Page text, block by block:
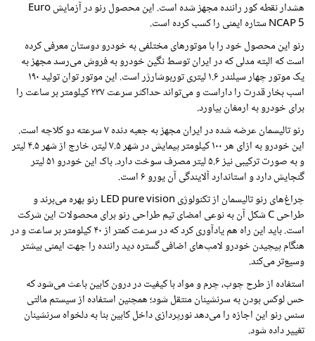
هشدار نقطه کور راننده مجهز شده است. این محصول رنو در آزمایشEuro
NCAP5 ستاره ایمنی را کسب کرده است.
رنو این محصول خود را با موتورهای مختلفی به خودرو دوستان معرفی کرده
است که البته مدلی که در ایران توسط نگین خودرو به فروش می‌رسد مجهز به
یک موتور چهار سیلندر ۱.۶ لیتری توربوشارژر است. این موتور توان تولید ۱۹۰
اسب بخار قدرت را داراست و می‌تواند حداکثر سرعت ۲۳۷ کیلومتر بر ساعت را
برای خودرو به ارمغان بیاورد.
رنو تالیسمان عرضه شده در ایران مجهز به جعبه دنده ۷ سرعته دو کلاچه است.
این خودرو به ازای هر ۱۰۰ کیلومتر پیمایش در شهر ۷.۵ لیتر، خارج از شهر ۴.۵ لیتر
و به صورت ترکیبی نیز ۵.۶ لیتر مصرف سوخت دارد. باک این خودرو ۵۱ لیتر
گنجایش دارد و استاندارد آلایندگی آن یورو ۶ است.
چراغ‌های رنو تالیسمان از تکنولوژی
رنو بهره می‌برند و
طراحی
شکل آن به نوعی امضای تیم طراحی رنو برای محصولات این شرکت
است. باید این راه هم یادآوری کرد که در سرعت کمتر از ۴۰ کیلومتر بر ساعت و در
هنگام پیچیدن خودرو لامپ‌های اضافی گستره دید راننده را جهت ایمنی بیشتر
وسیع‌تر می‌کند.
استفاده از طرح چوب، چرم و مواد با کیفیت در درون کابین باعث می‌شود که
حس لوکس بودن به سرنشینان منتقل شود؛ همچنین استفاده از سیستم مالتی
سنس رنو این اجازه را می‌دهد نورپردازی داخل کابین بنا به دلخواه سرنشینان
تغییر داده شود.